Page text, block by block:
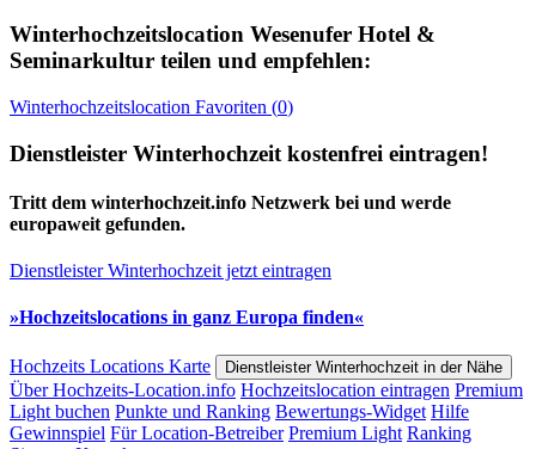
Winterhochzeitslocation Wesenufer Hotel &
Seminarkultur teilen und empfehlen:
Winterhochzeitslocation Favoriten (0)
Dienstleister Winterhochzeit kostenfrei eintragen!
Tritt dem winterhochzeit.info Netzwerk bei und werde
europaweit gefunden.
Dienstleister Winterhochzeit jetzt eintragen
»Hochzeitslocations in ganz Europa finden«
Hochzeits Locations Karte Dienstleister Winterhochzeit in der Nähe
Über Hochzeits-Location.info Hochzeitslocation eintragen Premium
Light buchen Punkte und Ranking Bewertungs-Widget Hilfe
Gewinnspiel Für Location-Betreiber Premium Light Ranking